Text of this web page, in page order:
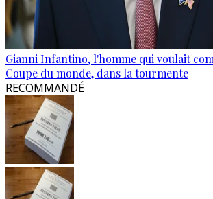
Gianni Infantino, l'homme qui voulait
Coupe du monde, dans la tourmente
RECOMMANDÉ